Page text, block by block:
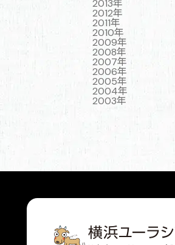
2013年
2012年
2011年
2010年
2009年
2008年
2007年
2006年
2005年
2004年
2003年